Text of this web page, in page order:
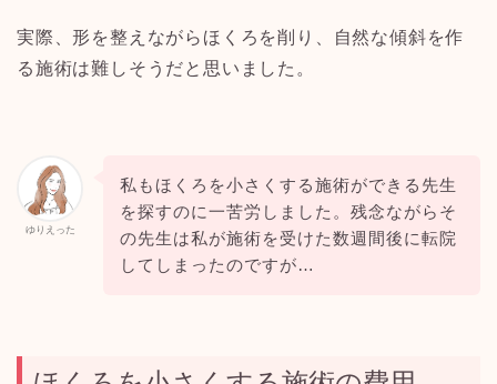
実際、形を整えながらほくろを削り、自然な傾斜を作
る施術は難しそうだと思いました。
ゆりえった
私もほくろを小さくする施術ができる先生
を探すのに一苦労しました。残念ながらそ
の先生は私が施術を受けた数週間後に転院
してしまったのですが…